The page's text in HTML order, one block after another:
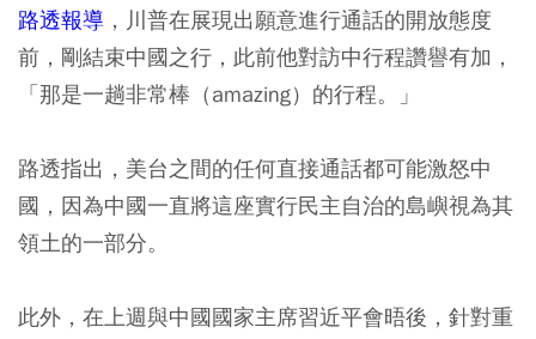
路透報導 ，川普在展現出願意進行通話的開放態度
前，剛結束中國之行，此前他對訪中行程讚譽有加，
「那是一趟非常棒（amazing）的行程。」
路透指出，美台之間的任何直接通話都可能激怒中
國，因為中國一直將這座實行民主自治的島嶼視為其
領土的一部分。
此外，在上週與中國國家主席習近平會晤後，針對重